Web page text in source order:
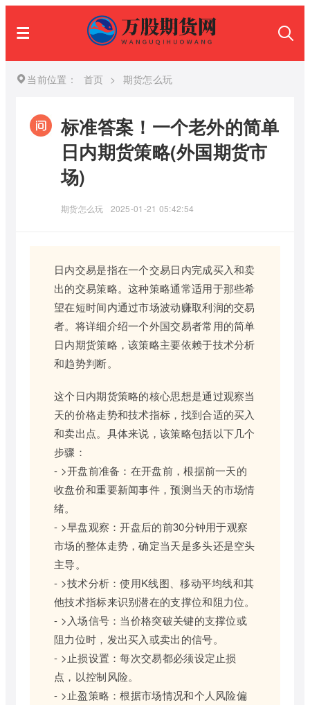
当前位置： 首页 > 期货怎么玩
标准答案！一个老外的简单
日内期货策略(外国期货市
场)
期货怎么玩 2025-01-21 05:42:54
日内交易是指在一个交易日内完成买入和卖
出的交易策略。这种策略通常适用于那些希
望在短时间内通过市场波动赚取利润的交易
者。将详细介绍一个外国交易者常用的简单
日内期货策略，该策略主要依赖于技术分析
和趋势判断。
这个日内期货策略的核心思想是通过观察当
天的价格走势和技术指标，找到合适的买入
和卖出点。具体来说，该策略包括以下几个
步骤：
- >开盘前准备：在开盘前，根据前一天的
收盘价和重要新闻事件，预测当天的市场情
绪。
- >早盘观察：开盘后的前30分钟用于观察
市场的整体走势，确定当天是多头还是空头
主导。
- >技术分析：使用K线图、移动平均线和其
他技术指标来识别潜在的支撑位和阻力位。
- >入场信号：当价格突破关键的支撑位或
阻力位时，发出买入或卖出的信号。
- >止损设置：每次交易都必须设定止损
点，以控制风险。
- >止盈策略：根据市场情况和个人风险偏